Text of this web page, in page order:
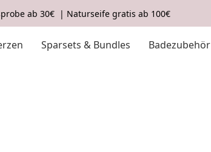
ab 30€ | Naturseife gratis ab 100€
Sparsets & Bundles Badezubehör